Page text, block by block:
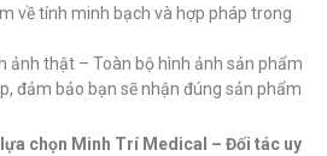
về tính minh bạch và hợp pháp trong
ảnh thật – Toàn bộ hình ảnh sản phẩm
đảm bảo bạn sẽ nhận đúng sản phẩm
chọn Minh Trí Medical – Đối tác uy